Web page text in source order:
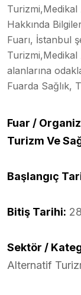
Hakkında
Fuarı, İstanbul
Turizmi,Medikal
alanlarına
Fuarda Sağlık,
Fuar /
Turizm Ve
Başlangıç
Bitiş Tarihi:
Sektör /
Alternatif